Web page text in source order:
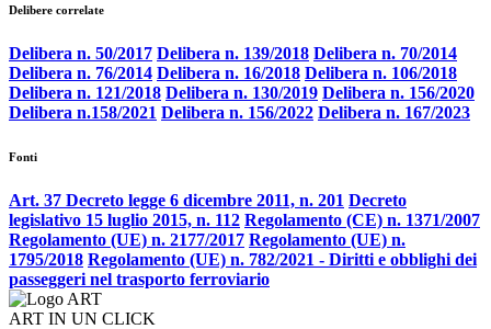
Delibere correlate
Delibera n. 50/2017 Delibera n. 139/2018 Delibera n. 70/2014
Delibera n. 76/2014 Delibera n. 16/2018 Delibera n. 106/2018
Delibera n. 121/2018 Delibera n. 130/2019 Delibera n. 156/2020
Delibera n.158/2021 Delibera n. 156/2022 Delibera n. 167/2023
Fonti
Art. 37 Decreto legge 6 dicembre 2011, n. 201 Decreto
legislativo 15 luglio 2015, n. 112 Regolamento (CE) n. 1371/2007
Regolamento (UE) n. 2177/2017 Regolamento (UE) n.
1795/2018 Regolamento (UE) n. 782/2021 - Diritti e obblighi dei
passeggeri nel trasporto ferroviario
ART IN UN CLICK